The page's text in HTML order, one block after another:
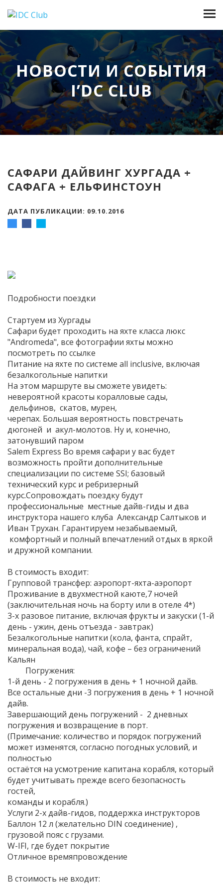
НОВОСТИ И СОБЫТИЯ
I’DC CLUB
САФАРИ ДАЙВИНГ ХУРГАДА +
САФАГА + ЕЛЬФИНСТОУН
ДАТА ПУБЛИКАЦИИ: 09.10.2016
Подробности поездки
Стартуем из Хургады
Сафари будет проходить на яхте класса люкс
"Andromeda", все фотографии яхты можно
посмотреть по ссылке
Питание на яхте по системе all inclusive, включая
безалкогольные напитки
На этом маршруте вы сможете увидеть:
невероятной красоты коралловые сады,
дельфинов, скатов, мурен,
черепах. Большая вероятность повстречать
дюгоней и акул-молотов. Ну и, конечно,
затонувший паром
Salem Express Во время сафари у вас будет
возможность пройти дополнительные
специализации по системе SSI; базовый
технический курс и ребризерный
курс.Сопровождать поездку будут
профессиональные местные дайв-гиды и два
инструктора нашего клуба Александр Салтыков и
Иван Трухан. Гарантируем незабываемый,
комфортный и полный впечатлений отдых в яркой
и дружной компании.
В стоимость входит:
Групповой трансфер: аэропорт-яхта-аэропорт
Проживание в двухместной каюте,7 ночей
(заключительная ночь на борту или в отеле 4*)
3-х разовое питание, включая фрукты и закуски (1-й
день - ужин, день отъезда - завтрак)
Безалкогольные напитки (кола, фанта, спрайт,
минеральная вода), чай, кофе – без ограничений
Кальян
Погружения:
1-й день - 2 погружения в день + 1 ночной дайв.
Все остальные дни -3 погружения в день + 1 ночной
дайв.
Завершающий день погружений - 2 дневных
погружения и возвращение в порт.
(Примечание: количество и порядок погружений
может изменятся, согласно погодных условий, и
полностью
остаётся на усмотрение капитана корабля, который
будет учитывать прежде всего безопасность
гостей,
команды и корабля.)
Услуги 2-х дайв-гидов, поддержка инструкторов
Баллон 12 л (желательно DIN соединение) ,
грузовой пояс с грузами.
W-IFI, где будет покрытие
Отличное времяпровождение
В стоимость не входит: